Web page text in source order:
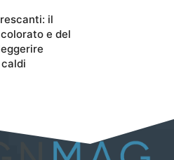
il
e del
caldi